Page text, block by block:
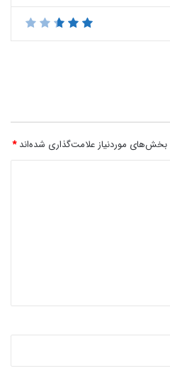
بخش‌های موردنیاز علامت‌گذاری شده‌اند*